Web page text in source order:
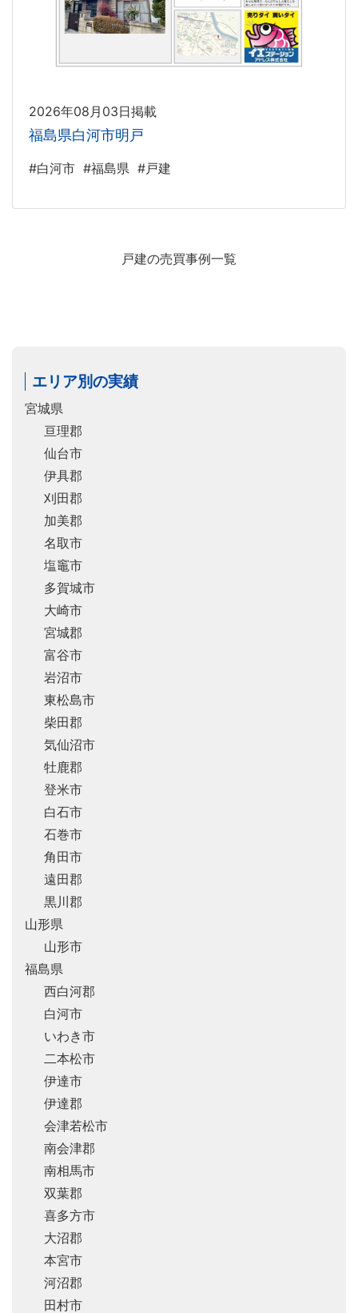
2026年08月03日掲載
福島県白河市明戸
#白河市 #福島県 #戸建
戸建の売買事例一覧
エリア別の実績
宮城県
亘理郡
仙台市
伊具郡
刈田郡
加美郡
名取市
塩竈市
多賀城市
大崎市
宮城郡
富谷市
岩沼市
東松島市
柴田郡
気仙沼市
牡鹿郡
登米市
白石市
石巻市
角田市
遠田郡
黒川郡
山形県
山形市
福島県
西白河郡
白河市
いわき市
二本松市
伊達市
伊達郡
会津若松市
南会津郡
南相馬市
双葉郡
喜多方市
大沼郡
本宮市
河沼郡
田村市